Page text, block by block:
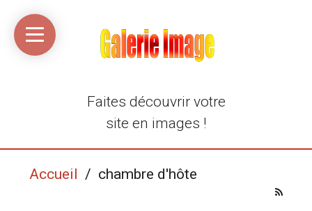
Accueil
Média
libre
Linkinaz
Katomi
compte
Twitter
@Ortegeek
compte
Flickr
Faites découvrir votre
site en images !
Accueil / chambre d'hôte